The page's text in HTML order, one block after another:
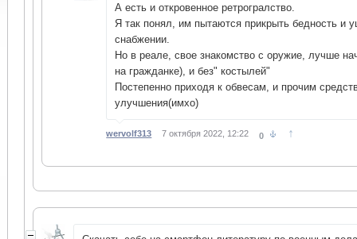
А есть и откровенное ретрогралство.
Я так понял, им пытаются прикрыть бедность и
снабжении.
Но в реале, свое знакомство с оружие, лучше
на гражданке), и без" костылей"
Постепенно приходя к обвесам, и прочим
улучшения(имхо)
wervolf313 7 октября 2022, 12:22 0 ↑